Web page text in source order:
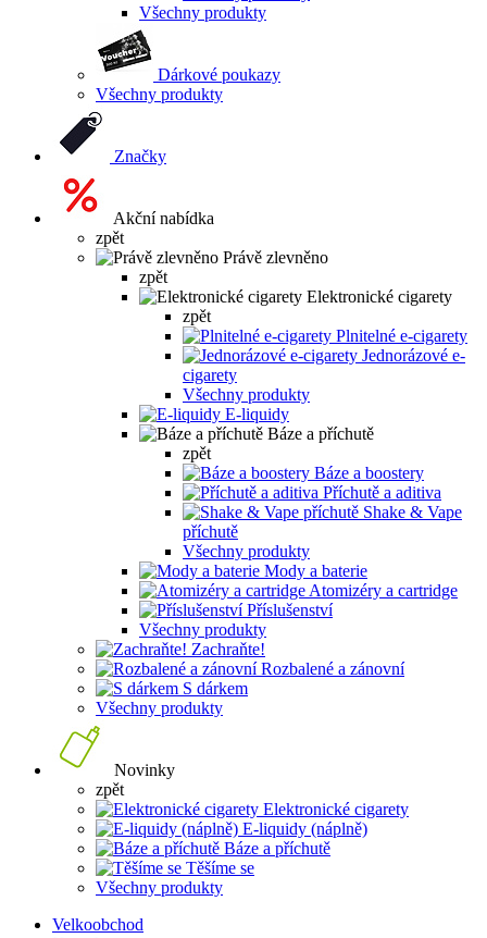
Všechny produkty
Dárkové poukazy
Všechny produkty
Značky
Akční nabídka
zpět
Právě zlevněno
zpět
Elektronické cigarety
zpět
Plnitelné e-cigarety
Jednorázové e-
cigarety
Všechny produkty
E-liquidy
Báze a příchutě
zpět
Báze a boostery
Příchutě a aditiva
Shake & Vape
příchutě
Všechny produkty
Mody a baterie
Atomizéry a cartridge
Příslušenství
Všechny produkty
Zachraňte!
Rozbalené a zánovní
S dárkem
Všechny produkty
Novinky
zpět
Elektronické cigarety
E-liquidy (náplně)
Báze a příchutě
Těšíme se
Všechny produkty
Velkoobchod